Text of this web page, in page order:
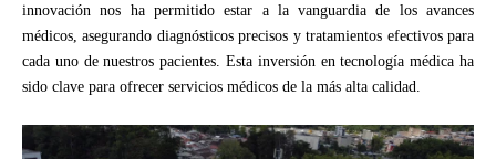
innovación nos ha permitido estar a la vanguardia de los avances
médicos, asegurando diagnósticos precisos y tratamientos efectivos para
cada uno de nuestros pacientes. Esta inversión en tecnología médica ha
sido clave para ofrecer servicios médicos de la más alta calidad.